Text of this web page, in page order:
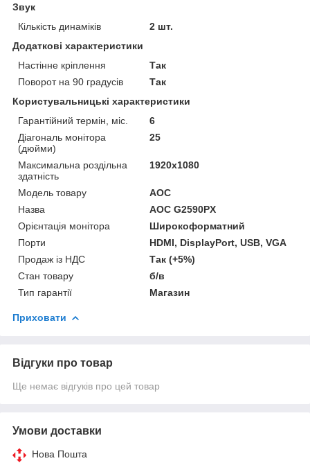
Звук
Кількість динаміків
2 шт.
Додаткові характеристики
Настінне кріплення
Так
Поворот на 90 градусів
Так
Користувальницькі характеристики
Гарантійний термін, міс.
6
Діагональ монітора
(дюйми)
25
Максимальна роздільна
здатність
1920x1080
Модель товару
AOC
Назва
AOC G2590PX
Орієнтація монітора
Широкоформатний
Порти
HDMI, DisplayPort, USB, VGA
Продаж із НДС
Так (+5%)
Стан товару
б/в
Тип гарантії
Магазин
Приховати
Відгуки про товар
Ще немає відгуків про цей товар
Умови доставки
Нова Пошта